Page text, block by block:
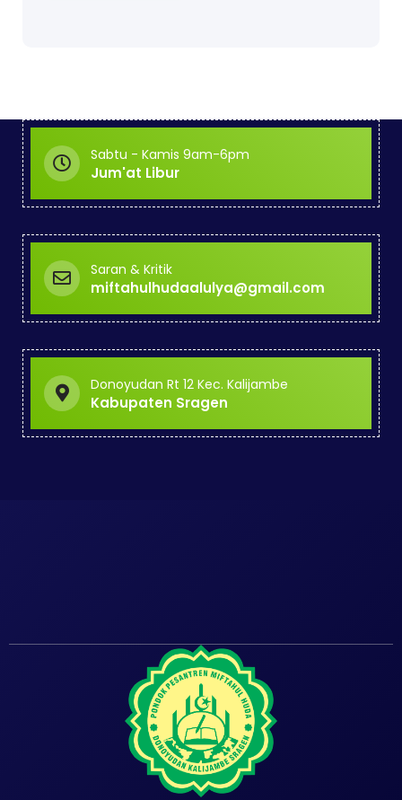
Sabtu - Kamis 9am-6pm
Jum'at Libur
Saran & Kritik
miftahulhudaalulya@gmail.com
Donoyudan Rt 12 Kec. Kalijambe
Kabupaten Sragen